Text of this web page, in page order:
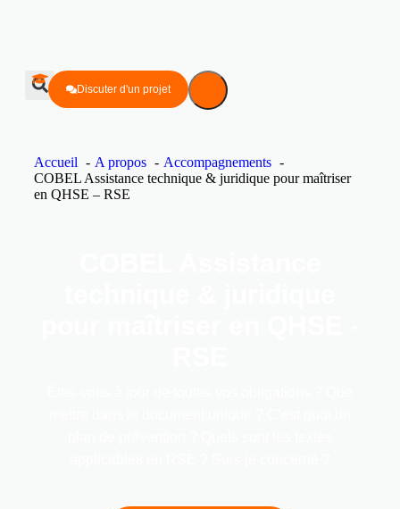
Discuter d'un projet
Accueil A propos
Accompagnements
COBEL Assistance technique & juridique pour maîtriser
en QHSE – RSE